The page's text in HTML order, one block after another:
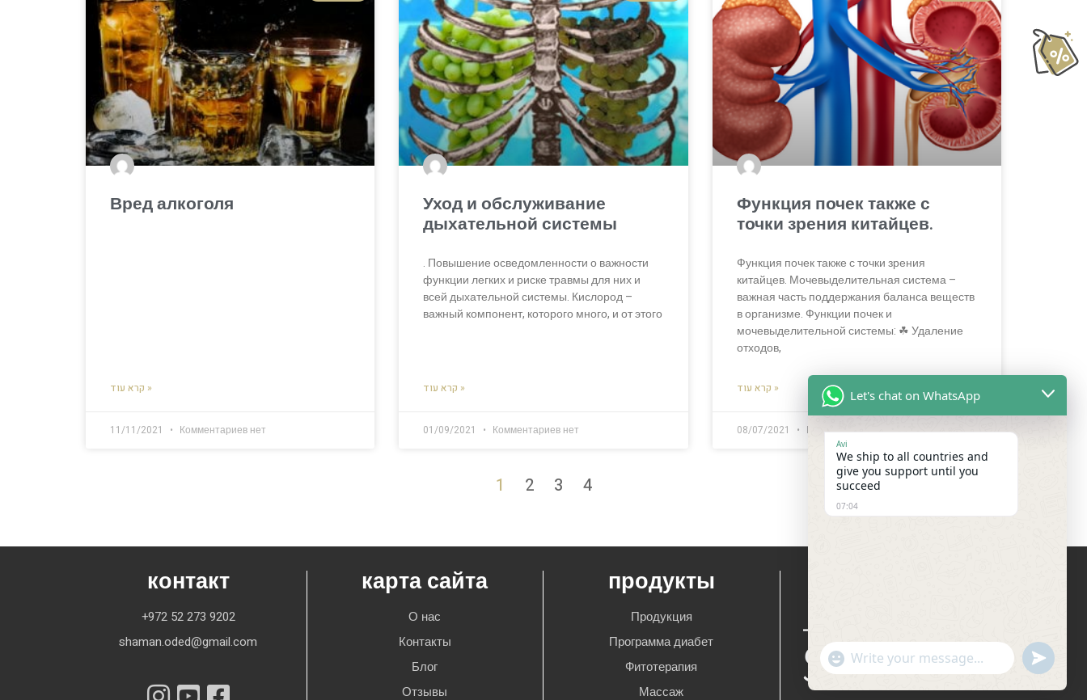
Вред алкоголя
קרא עוד »
11/11/2021 Комментариев нет
Уход и обслуживание
дыхательной системы
. Повышение осведомленности о важности
функции легких и риске травмы для них и
всей дыхательной системы. Кислород –
важный компонент, которого много, и от этого
קרא עוד »
01/09/2021 Комментариев нет
Функция почек также с
точки зрения китайцев.
Функция почек также с точки зрения
китайцев. Мочевыделительная система –
важная часть поддержания баланса веществ
в организме. Функции почек и
мочевыделительной системы: ☘ Удаление
отходов,
קרא עוד »
08/07/2021 Комментариев нет
1 2 3 4
контакт
+972 52 273 9202
shaman.oded@gmail.com
карта сайта
О нас
Контакты
Блог
Отзывы
продукты
Продукция
Программа диабет
Фитотерапия
Массаж
Let's chat on WhatsApp
Avi
We ship to all countries and
give you support until you
succeed
07:04
Показать эмодзи